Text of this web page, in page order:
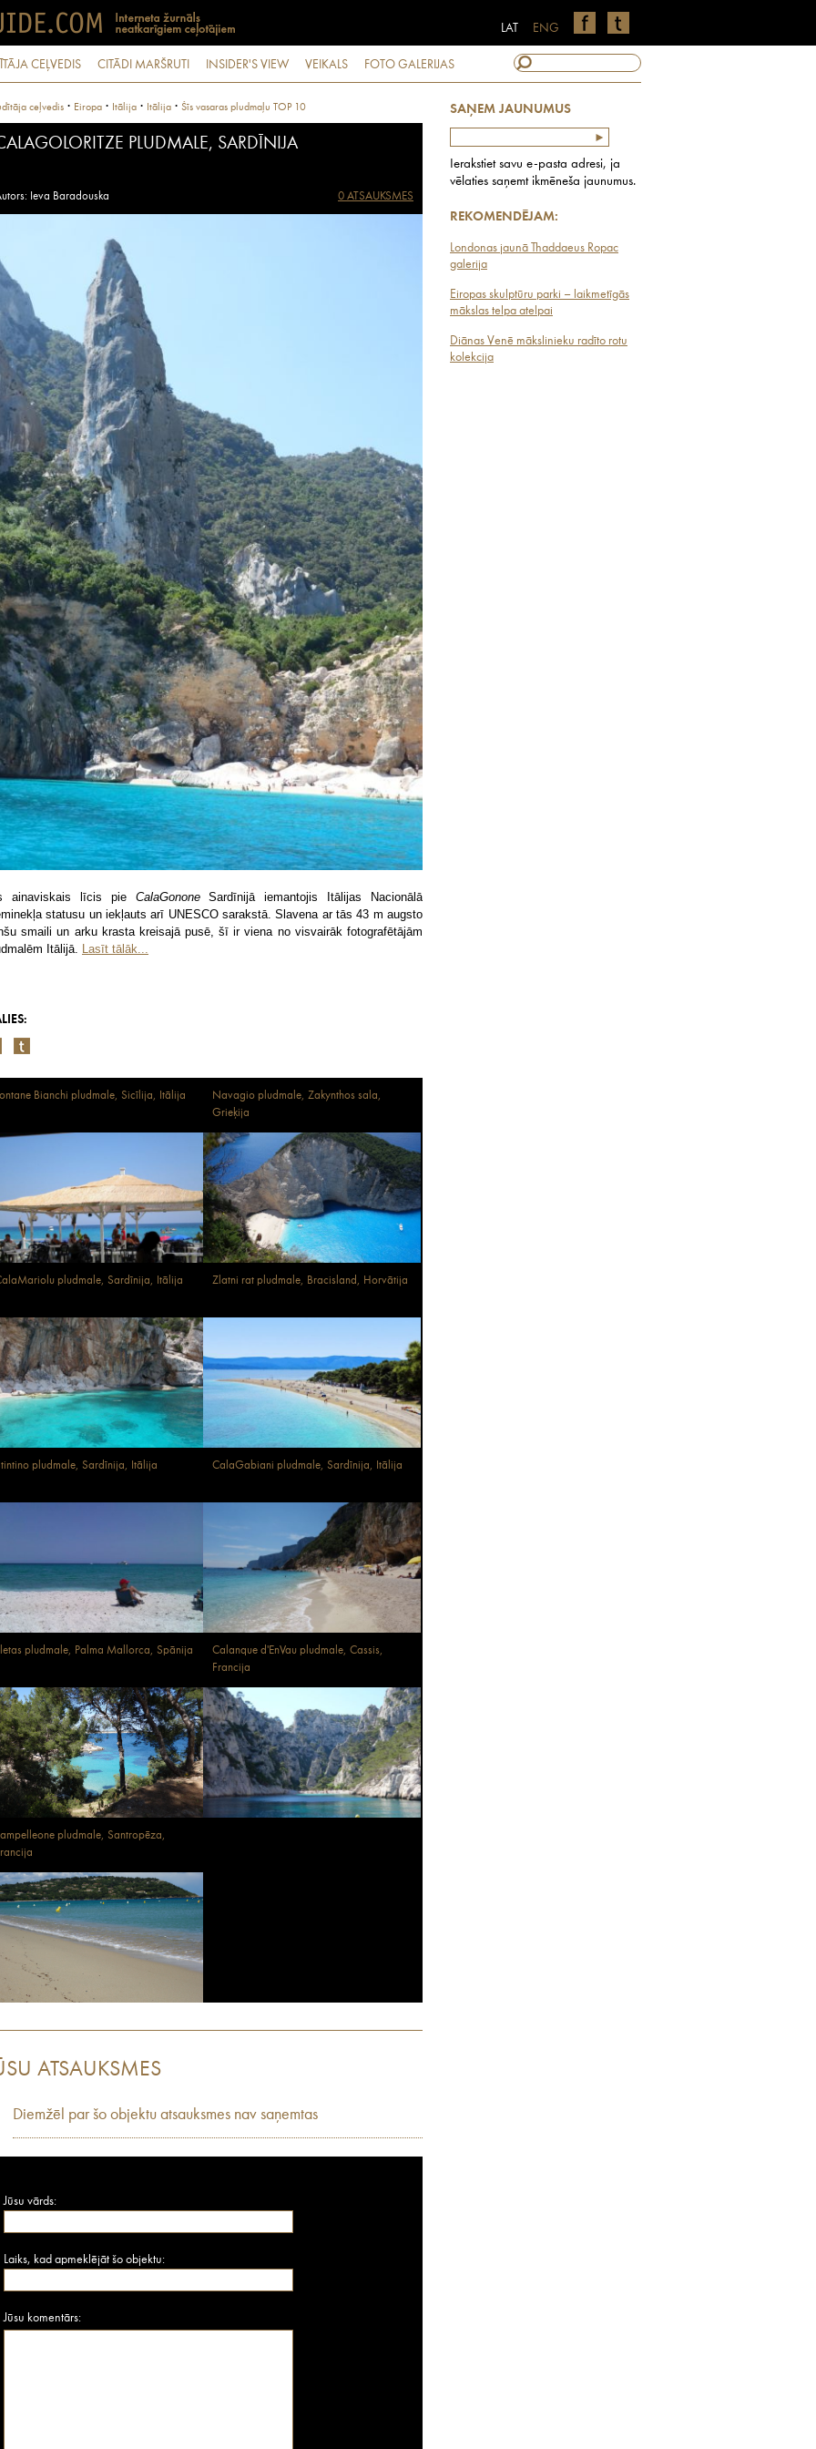
ENG
LAT
CEĻVEDIS CITĀDI MARŠRUTI INSIDER'S VIEW VEIKALS FOTO GALERIJAS
SAŅEM JAUNUMUS
Ierakstiet savu e-pasta adresi, ja
vēlaties saņemt ikmēneša jaunumus.
REKOMENDĒJAM:
Londonas jaunā Thaddaeus Ropac
galerija
Eiropas skulptūru parki – laikmetīgās
mākslas telpa atelpai
Diānas Venē mākslinieku radīto rotu
kolekcija
ceļvedis · Eiropa · Itālija · Itālija · Šīs vasaras pludmaļu TOP 10
PLUDMALE, SARDĪNIJA
Ieva Baradouska 0 ATSAUKSMES
ainaviskais līcis pie CalaGononeSardīnijā iemantojis Itālijas Nacionālā
statusu un iekļauts arī UNESCO sarakstā. Slavena ar tās 43 m augsto
smaili un arku krasta kreisajā pusē, šī ir viena no visvairāk fotografētājām
Itālijā. Lasīt tālāk...
Bianchi pludmale, Sicīlija, Itālija
Navagio pludmale, Zakynthos sala,
Grieķija
pludmale, Sardīnija, Itālija Zlatni rat pludmale, Bracisland, Horvātija
pludmale, Sardīnija, Itālija CalaGabiani pludmale, Sardīnija, Itālija
pludmale, Palma Mallorca, Spānija
Calanque d'EnVau pludmale, Cassis,
Francija
pludmale, Santropēza,
ATSAUKSMES
Diemžēl par šo objektu atsauksmes nav saņemtas
Jūsu vārds:
Laiks, kad apmeklējāt šo objektu:
Jūsu komentārs: